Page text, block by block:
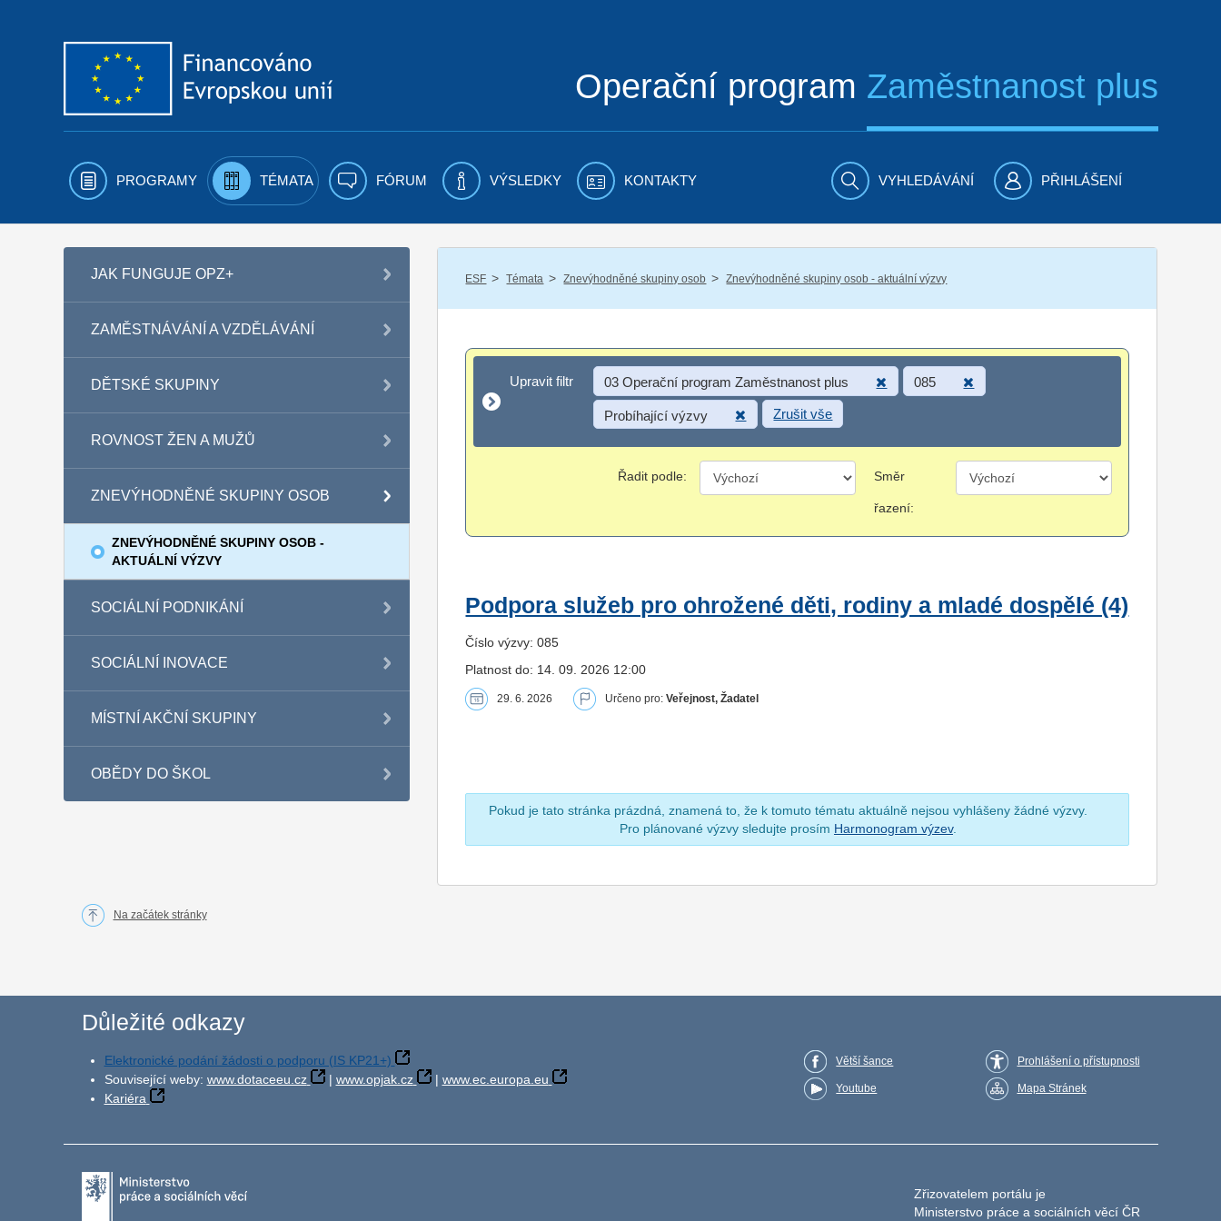
Operační program Zaměstnanost plus
PROGRAMY TÉMATA FÓRUM VÝSLEDKY KONTAKTY VYHLEDÁVÁNÍ PŘIHLÁŠENÍ
JAK FUNGUJE OPZ+
ZAMĚSTNÁVÁNÍ A VZDĚLÁVÁNÍ
DĚTSKÉ SKUPINY
ROVNOST ŽEN A MUŽŮ
ZNEVÝHODNĚNÉ SKUPINY OSOB
ZNEVÝHODNĚNÉ SKUPINY OSOB -
AKTUÁLNÍ VÝZVY
SOCIÁLNÍ PODNIKÁNÍ
SOCIÁLNÍ INOVACE
MÍSTNÍ AKČNÍ SKUPINY
OBĚDY DO ŠKOL
ESF / Témata / Znevýhodněné skupiny osob / Znevýhodněné skupiny osob - aktuální výzvy
Upravit filtr
Upravit filtr 03 Operační program Zaměstnanost plus 085
Probíhající výzvy Zrušit vše
Řadit podle: Směr
řazení:
Podpora služeb pro ohrožené děti, rodiny a mladé dospělé (4)
Číslo výzvy: 085
Platnost do: 14. 09. 2026 12:00
29. 6. 2026 Určeno pro:Veřejnost, Žadatel
Pokud je tato stránka prázdná, znamená to, že k tomuto tématu aktuálně nejsou vyhlášeny žádné výzvy.
Pro plánované výzvy sledujte prosím Harmonogram výzev.
Na začátek stránky
Důležité odkazy
Elektronické podání žádosti o podporu (IS KP21+)
Související weby: www.dotaceeu.cz | www.opjak.cz | www.ec.europa.eu
Kariéra
Větší šance
Youtube
Prohlášení o přístupnosti
Mapa Stránek
Zřizovatelem portálu je
Ministerstvo práce a sociálních věcí ČR